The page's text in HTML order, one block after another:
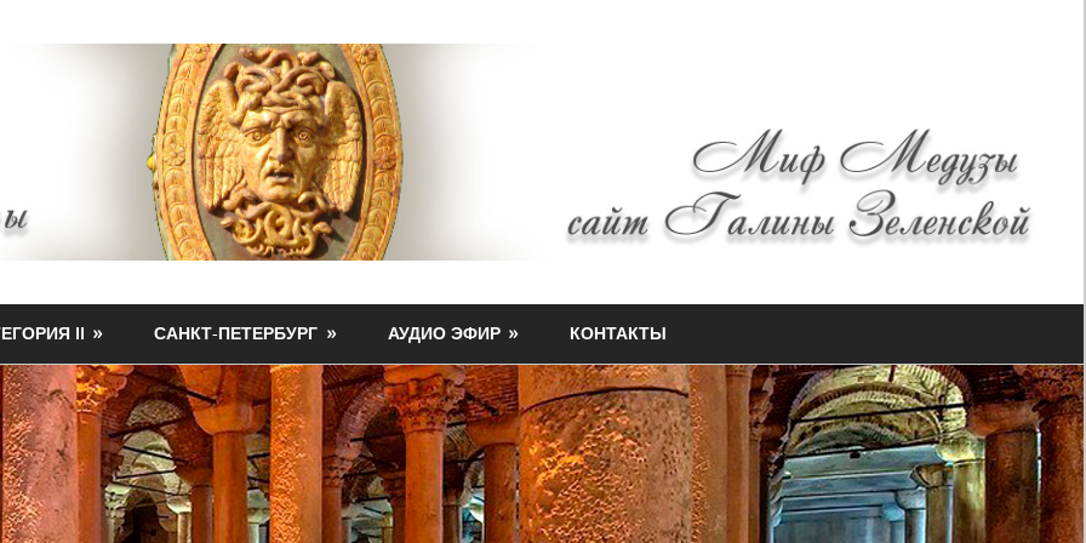
II САНКТ-ПЕТЕРБУРГ АУДИО ЭФИР КОНТАКТЫ